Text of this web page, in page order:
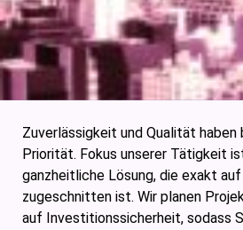
Zuverlässigkeit und Qualität
Priorität. Fokus unserer Tätigkeit
ganzheitliche Lösung, die exakt
zugeschnitten ist. Wir planen
auf Investitionssicherheit, sodass